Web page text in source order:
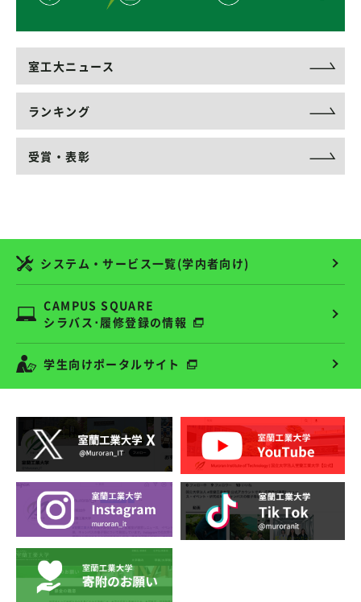
室工大ニュース
ランキング
受賞・表彰
システム・サービス一覧(学内者向け)
CAMPUS SQUARE
シラバス･履修登録の情報
学生向けポータルサイト